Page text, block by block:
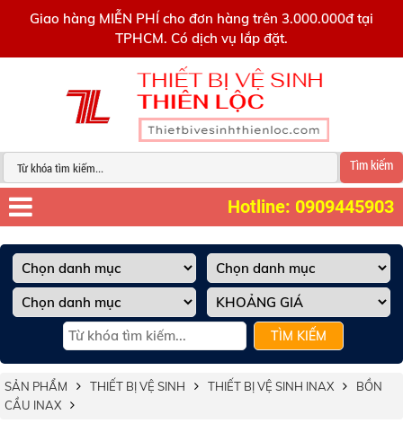
Giao hàng MIỄN PHÍ cho đơn hàng trên 3.000.000đ tại
TPHCM. Có dịch vụ lắp đặt.
Tìm kiếm
Hotline: 0909445903
TÌM KIẾM
SẢN PHẨM THIẾT BỊ VỆ SINH THIẾT BỊ VỆ SINH INAX
BỒN
CẦU INAX
0909445903